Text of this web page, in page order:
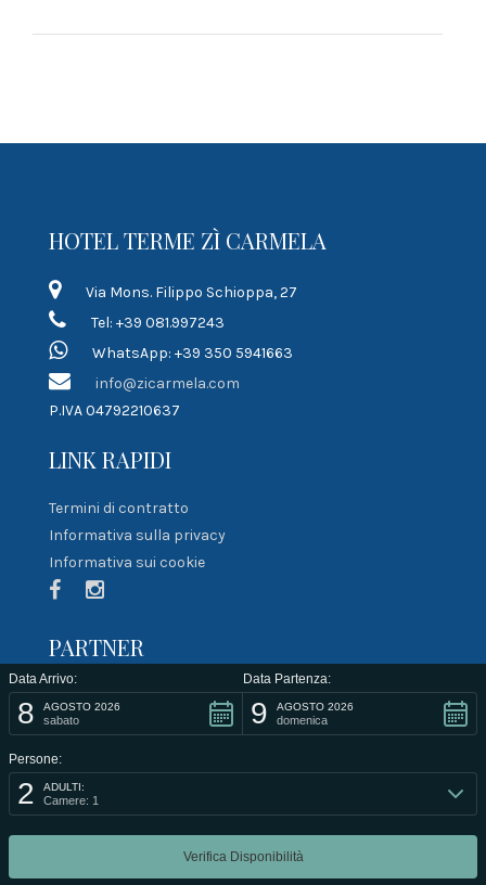
HOTEL TERME ZÌ CARMELA
Via Mons. Filippo Schioppa, 27
Tel: +39 081.997243
WhatsApp: +39 350 5941663
info@zicarmela.com
P.IVA 04792210637
LINK RAPIDI
Termini di contratto
Informativa sulla privacy
Informativa sui cookie
PARTNER
@2021 Developed bySmartlab di Maltese Rosario
Data Arrivo:
8 AGOSTO 2026
sabato
Data Partenza:
9 AGOSTO 2026
domenica
Persone:
2 ADULTI:
Camere: 1